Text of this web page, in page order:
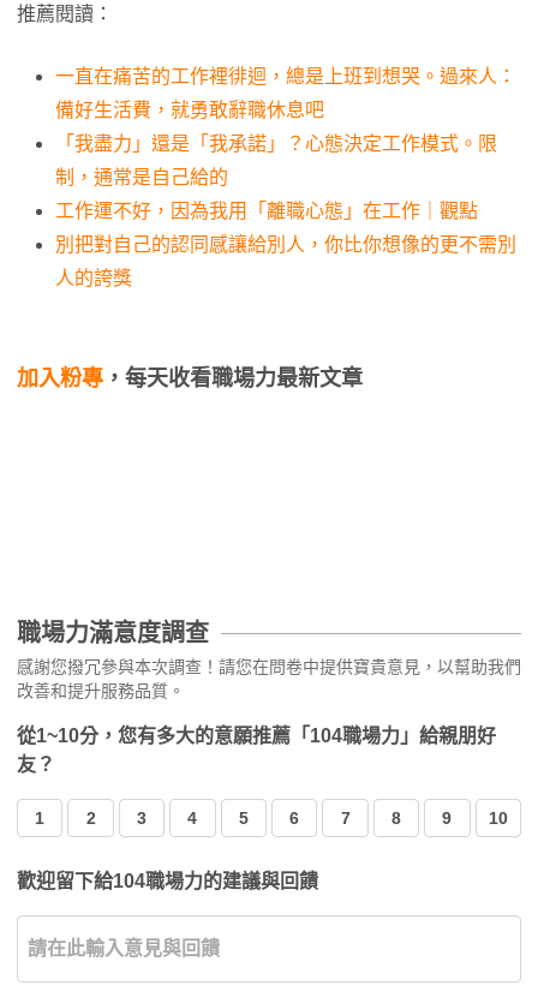
推薦閱讀：
一直在痛苦的工作裡徘迴，總是上班到想哭。過來人：
備好生活費，就勇敢辭職休息吧
「我盡力」還是「我承諾」？心態決定工作模式。限
制，通常是自己給的
工作運不好，因為我用「離職心態」在工作｜觀點
別把對自己的認同感讓給別人，你比你想像的更不需別
人的誇獎
加入粉專 ，每天收看職場力最新文章
職場力滿意度調查
感謝您撥冗參與本次調查！請您在問卷中提供寶貴意見，以幫助我們
改善和提升服務品質。
從1~10分，您有多大的意願推薦「104職場力」給親朋好
友？
1 2 3 4 5 6 7 8 9 10
歡迎留下給104職場力的建議與回饋